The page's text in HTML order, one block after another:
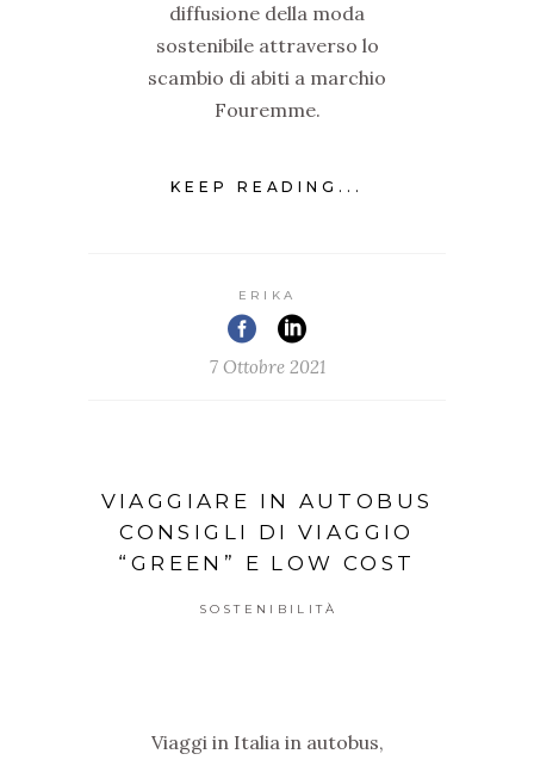
diffusione della moda
sostenibile attraverso lo
scambio di abiti a marchio
Fouremme.
KEEP READING...
ERIKA
7 Ottobre 2021
VIAGGIARE IN AUTOBUS
CONSIGLI DI VIAGGIO
“GREEN” E LOW COST
SOSTENIBILITÀ
Viaggi in Italia in autobus,